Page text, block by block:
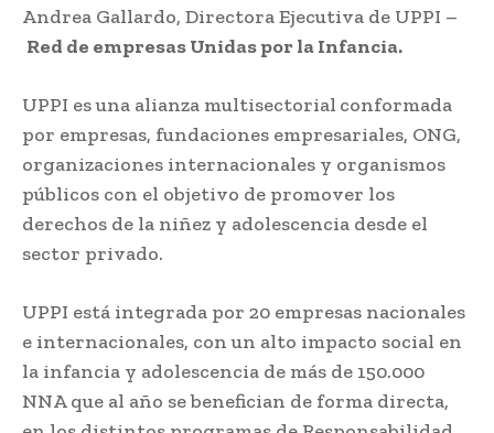
Andrea Gallardo, Directora Ejecutiva de UPPI –
Red de empresas Unidas por la Infancia.
UPPI es una alianza multisectorial conformada
por empresas, fundaciones empresariales, ONG,
organizaciones internacionales y organismos
públicos con el objetivo de promover los
derechos de la niñez y adolescencia desde el
sector privado.
UPPI está integrada por 20 empresas nacionales
e internacionales, con un alto impacto social en
la infancia y adolescencia de más de 150.000
NNA que al año se benefician de forma directa,